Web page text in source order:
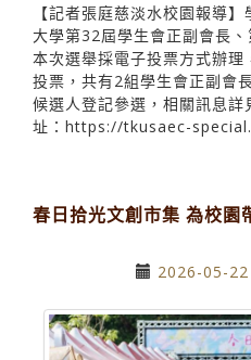
【記者張庭慈淡水校園報導
大學第32屆學生會正副會長
本次選舉採電子投票方式辦
投票，共有2組學生會正副會
候選人登記參選，相關訊息
址：https://tkusaec-
春日拾光文創市集 為校園
2026-05-22